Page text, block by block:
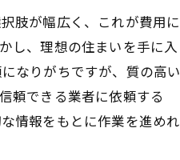
肢が幅広く、これが費用に
し、理想の住まいを手に入
なりがちですが、質の高い
頼できる業者に依頼する
情報をもとに作業を進めれ